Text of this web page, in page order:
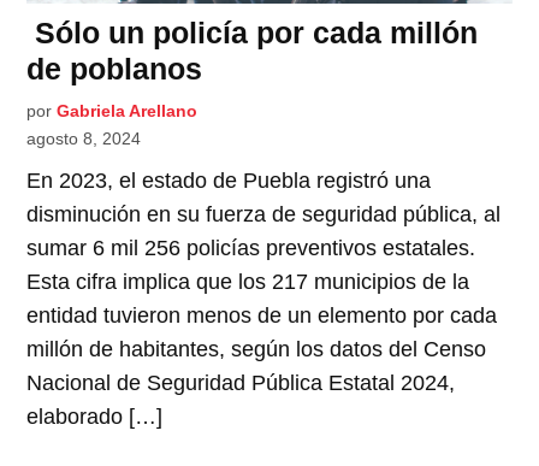
Sólo un policía por cada millón
de poblanos
por Gabriela Arellano
agosto 8, 2024
En 2023, el estado de Puebla registró una
disminución en su fuerza de seguridad pública, al
sumar 6 mil 256 policías preventivos estatales.
Esta cifra implica que los 217 municipios de la
entidad tuvieron menos de un elemento por cada
millón de habitantes, según los datos del Censo
Nacional de Seguridad Pública Estatal 2024,
elaborado […]